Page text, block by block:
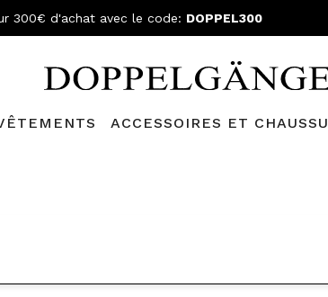
300€ d'achat avec le code: DOPPEL300
ACCESSOIRES ET